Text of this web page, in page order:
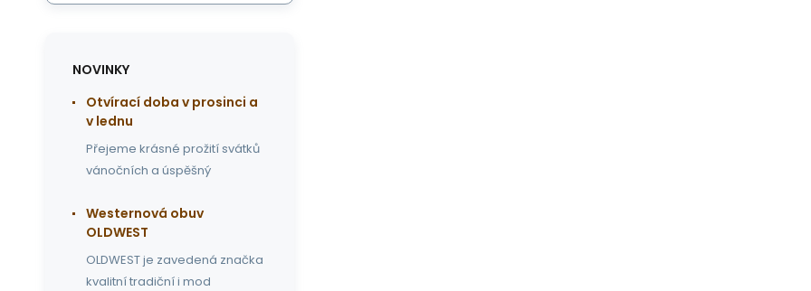
NOVINKY
Otvírací doba v prosinci a
v lednu
Přejeme krásné prožití svátků
vánočních a úspěšný
Westernová obuv
OLDWEST
OLDWEST je zavedená značka
kvalitní tradiční i mod